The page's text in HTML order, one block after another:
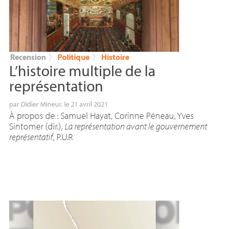
Recension 〉 Politique 〉 Histoire
L’histoire multiple de la
représentation
par Didier Mineur, le 21 avril 2021
À propos de : Samuel Hayat, Corinne Péneau, Yves
Sintomer (dir.),La représentation avant le gouvernement
représentatif, P.U.R